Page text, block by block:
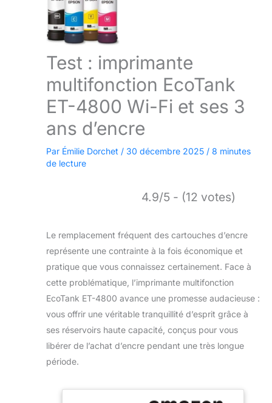
Test : imprimante
multifonction EcoTank
ET-4800 Wi-Fi et ses 3
ans d’encre
Par Émilie Dorchet / 30 décembre 2025 / 8 minutes
de lecture
4.9/5 - (12 votes)
Le remplacement fréquent des cartouches d’encre
représente une contrainte à la fois économique et
pratique que vous connaissez certainement. Face à
cette problématique, l’imprimante multifonction
EcoTank ET-4800 avance une promesse audacieuse :
vous offrir une véritable tranquillité d’esprit grâce à
ses réservoirs haute capacité, conçus pour vous
libérer de l’achat d’encre pendant une très longue
période.